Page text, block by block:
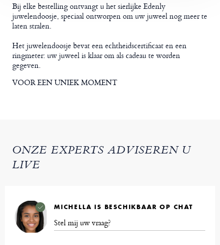
Bij elke bestelling ontvangt u het sierlijke Edenly
juwelendoosje, speciaal ontworpen om uw juweel nog meer te
laten stralen.
Het juwelendoosje bevat een echtheidscertificaat en een
ringmeter: uw juweel is klaar om als cadeau te worden
gegeven.
VOOR EEN UNIEK MOMENT
ONZE EXPERTS ADVISEREN U
LIVE
MICHELLA IS BESCHIKBAAR OP CHAT
Stel mij uw vraag?